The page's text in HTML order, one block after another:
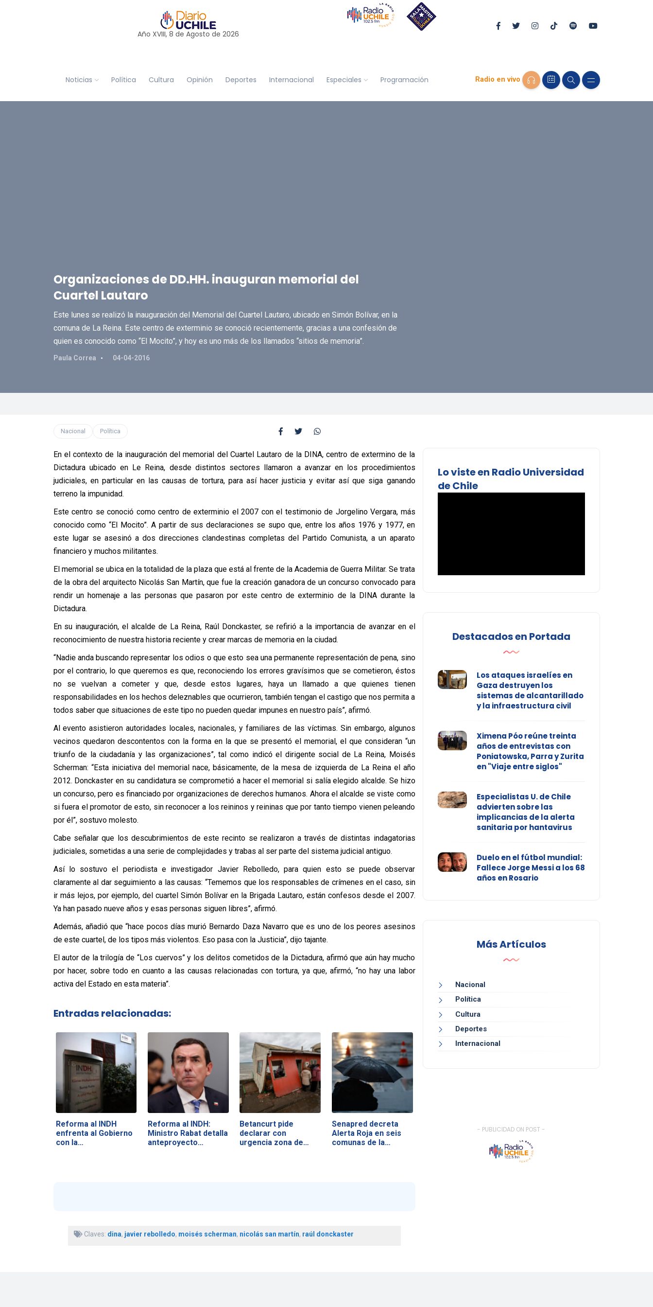
Año XVIII, 8 de Agosto de 2026
Noticias Política Cultura Opinión Deportes Internacional Especiales Programación Radio en vivo
Organizaciones de DD.HH. inauguran memorial del
Cuartel Lautaro
Este lunes se realizó la inauguración del Memorial del Cuartel Lautaro, ubicado en Simón Bolívar, en la
comuna de La Reina. Este centro de exterminio se conoció recientemente, gracias a una confesión de
quien es conocido como “El Mocito”, y hoy es uno más de los llamados “sitios de memoria”.
Paula Correa 04-04-2016
Nacional Política
En el contexto de la inauguración del memorial del Cuartel Lautaro de la DINA, centro de extermino de la
Dictadura ubicado en Le Reina, desde distintos sectores llamaron a avanzar en los procedimientos
judiciales, en particular en las causas de tortura, para así hacer justicia y evitar así que siga ganando
terreno la impunidad.
Este centro se conoció como centro de exterminio el 2007 con el testimonio de Jorgelino Vergara, más
conocido como “El Mocito”. A partir de sus declaraciones se supo que, entre los años 1976 y 1977, en
este lugar se asesinó a dos direcciones clandestinas completas del Partido Comunista, a un aparato
financiero y muchos militantes.
El memorial se ubica en la totalidad de la plaza que está al frente de la Academia de Guerra Militar. Se trata
de la obra del arquitecto Nicolás San Martín, que fue la creación ganadora de un concurso convocado para
rendir un homenaje a las personas que pasaron por este centro de exterminio de la DINA durante la
Dictadura.
En su inauguración, el alcalde de La Reina, Raúl Donckaster, se refirió a la importancia de avanzar en el
reconocimiento de nuestra historia reciente y crear marcas de memoria en la ciudad.
“Nadie anda buscando representar los odios o que esto sea una permanente representación de pena, sino
por el contrario, lo que queremos es que, reconociendo los errores gravísimos que se cometieron, éstos
no se vuelvan a cometer y que, desde estos lugares, haya un llamado a que quienes tienen
responsabilidades en los hechos deleznables que ocurrieron, también tengan el castigo que nos permita a
todos saber que situaciones de este tipo no pueden quedar impunes en nuestro país”, afirmó.
Al evento asistieron autoridades locales, nacionales, y familiares de las víctimas. Sin embargo, algunos
vecinos quedaron descontentos con la forma en la que se presentó el memorial, el que consideran “un
triunfo de la ciudadanía y las organizaciones”, tal como indicó el dirigente social de La Reina, Moisés
Scherman: “Esta iniciativa del memorial nace, básicamente, de la mesa de izquierda de La Reina el año
2012. Donckaster en su candidatura se comprometió a hacer el memorial si salía elegido alcalde. Se hizo
un concurso, pero es financiado por organizaciones de derechos humanos. Ahora el alcalde se viste como
si fuera el promotor de esto, sin reconocer a los reininos y reininas que por tanto tiempo vienen peleando
por él”, sostuvo molesto.
Cabe señalar que los descubrimientos de este recinto se realizaron a través de distintas indagatorias
judiciales, sometidas a una serie de complejidades y trabas al ser parte del sistema judicial antiguo.
Así lo sostuvo el periodista e investigador Javier Rebolledo, para quien esto se puede observar
claramente al dar seguimiento a las causas: “Tememos que los responsables de crímenes en el caso, sin
ir más lejos, por ejemplo, del cuartel Simón Bolívar en la Brigada Lautaro, están confesos desde el 2007.
Ya han pasado nueve años y esas personas siguen libres”, afirmó.
Además, añadió que “hace pocos días murió Bernardo Daza Navarro que es uno de los peores asesinos
de este cuartel, de los tipos más violentos. Eso pasa con la Justicia”, dijo tajante.
El autor de la trilogía de “Los cuervos” y los delitos cometidos de la Dictadura, afirmó que aún hay mucho
por hacer, sobre todo en cuanto a las causas relacionadas con tortura, ya que, afirmó, “no hay una labor
activa del Estado en esta materia”.
Entradas relacionadas:
Reforma al INDH
enfrenta al Gobierno
con la…
Reforma al INDH:
Ministro Rabat detalla
anteproyecto…
Betancurt pide
declarar con
urgencia zona de…
Senapred decreta
Alerta Roja en seis
comunas de la…
Claves: dina, javier rebolledo, moisés scherman, nicolás san martín, raúl donckaster
Lo viste en Radio Universidad
de Chile
Destacados en Portada
Los ataques israelíes en
Gaza destruyen los
sistemas de alcantarillado
y la infraestructura civil
Ximena Póo reúne treinta
años de entrevistas con
Poniatowska, Parra y Zurita
en "Viaje entre siglos"
Especialistas U. de Chile
advierten sobre las
implicancias de la alerta
sanitaria por hantavirus
Duelo en el fútbol mundial:
Fallece Jorge Messi a los 68
años en Rosario
Más Artículos
Nacional
Política
Cultura
Deportes
Internacional
- PUBLICIDAD ON POST -